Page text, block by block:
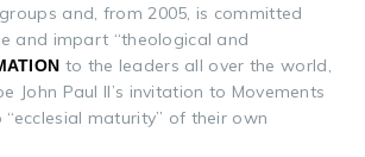
and, from 2005, is committed
and impart “theological and
to the leaders all over the world,
John Paul II’s invitation to Movements
maturity” of their own